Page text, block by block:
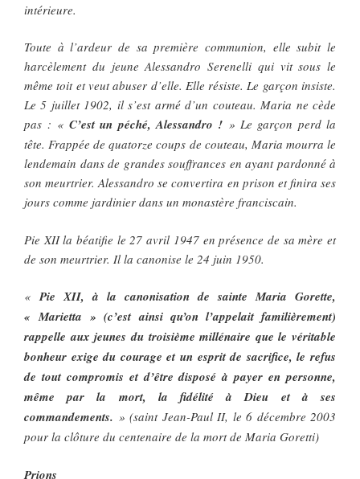
intérieure.
Toute à l’ardeur de sa première communion, elle subit le
harcèlement du jeune Alessandro Serenelli qui vit sous le
même toit et veut abuser d’elle. Elle résiste. Le garçon insiste.
Le 5 juillet 1902, il s’est armé d’un couteau. Maria ne cède
pas : « C’est un péché, Alessandro ! » Le garçon perd la
tête. Frappée de quatorze coups de couteau, Maria mourra le
lendemain dans de grandes souffrances en ayant pardonné à
son meurtrier. Alessandro se convertira en prison et finira ses
jours comme jardinier dans un monastère franciscain.
Pie XII la béatifie le 27 avril 1947 en présence de sa mère et
de son meurtrier. Il la canonise le 24 juin 1950.
«Pie XII, à la canonisation de sainte Maria Gorette,
« Marietta » (c’est ainsi qu’on l’appelait familièrement)
rappelle aux jeunes du troisième millénaire que le véritable
bonheur exige du courage et un esprit de sacrifice, le refus
de tout compromis et d’être disposé à payer en personne,
même par la mort, la fidélité à Dieu et à ses
commandements. » (saint Jean-Paul II, le 6 décembre 2003
pour la clôture du centenaire de la mort de Maria Goretti)
Prions